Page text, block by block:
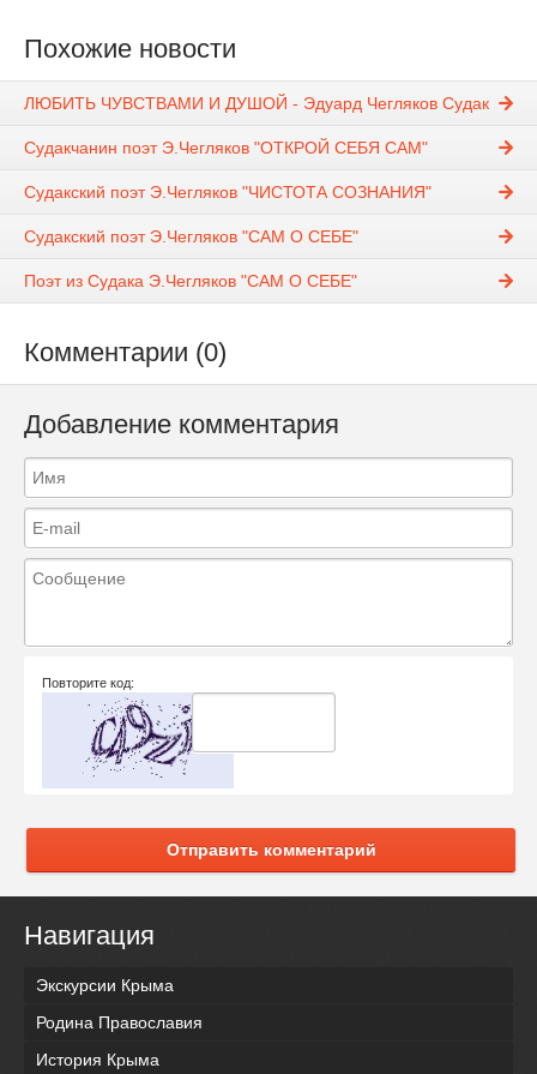
Похожие новости
ЛЮБИТЬ ЧУВСТВАМИ И ДУШОЙ - Эдуард Чегляков Судак
Судакчанин поэт Э.Чегляков "ОТКРОЙ СЕБЯ САМ"
Судакский поэт Э.Чегляков "ЧИСТОТА СОЗНАНИЯ"
Судакский поэт Э.Чегляков "САМ О СЕБЕ"
Поэт из Судака Э.Чегляков "САМ О СЕБЕ"
Комментарии (0)
Добавление комментария
Повторите код:
Отправить комментарий
Навигация
Экскурсии Крыма
Родина Православия
История Крыма